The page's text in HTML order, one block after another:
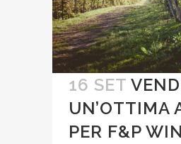
16 SET
UN’OTTIMA
PER F&P